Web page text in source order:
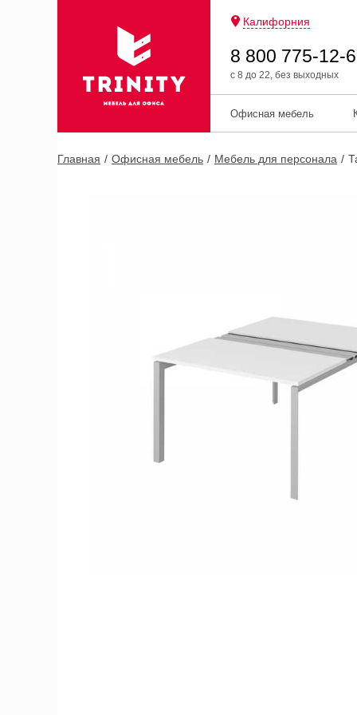
Калифорния
8 800 775-12-
с 8 до 22, без выходных
Офисная мебель
Главная Офисная мебель Мебель для персонала